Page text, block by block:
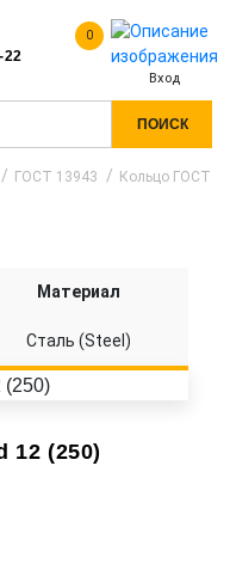
22
0
Вход
ПОИСК
ГОСТ 13943
Кольцо ГОСТ
12 (250)
Материал
Сталь (Steel)